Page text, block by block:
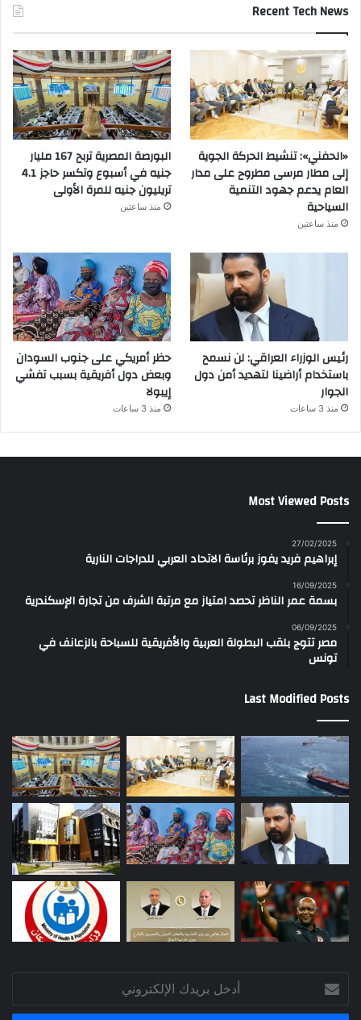
Recent Tech News
«الحفني»: تنشيط الحركة الجوية
إلى مطار مرسى مطروح على مدار
العام يدعم جهود التنمية
السياحية
منذ ساعتين
البورصة المصرية تربح 167 مليار
جنيه في أسبوع وتكسر حاجز 4.1
تريليون جنيه للمرة الأولى
منذ ساعتين
رئيس الوزراء العراقي: لن نسمح
باستخدام أراضينا لتهديد أمن دول
الجوار
منذ 3 ساعات
حظر أمريكي على جنوب السودان
وبعض دول أفريقية بسبب تفشي
إيبولا
منذ 3 ساعات
Most Viewed Posts
27/02/2025
إبراهيم فريد يفوز برئاسة الاتحاد العربي للدراجات النارية
16/09/2025
بسمة عمر الناظر تحصد امتياز مع مرتبة الشرف من تجارة الإسكندرية
06/09/2025
مصر تتوج بلقب البطولة العربية والأفريقية للسباحة بالزعانف في
تونس
Last Modified Posts
بريدك
الإلكتروني